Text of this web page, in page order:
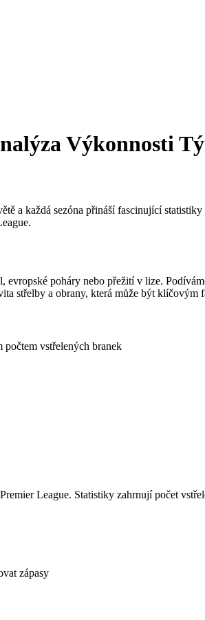
Výkonnosti
a každá sezóna přináší fascinující
poháry nebo přežití v lize.
střelby a obrany, která může být klíčovým
vstřelených branek
League. Statistiky zahrnují počet
zápasy